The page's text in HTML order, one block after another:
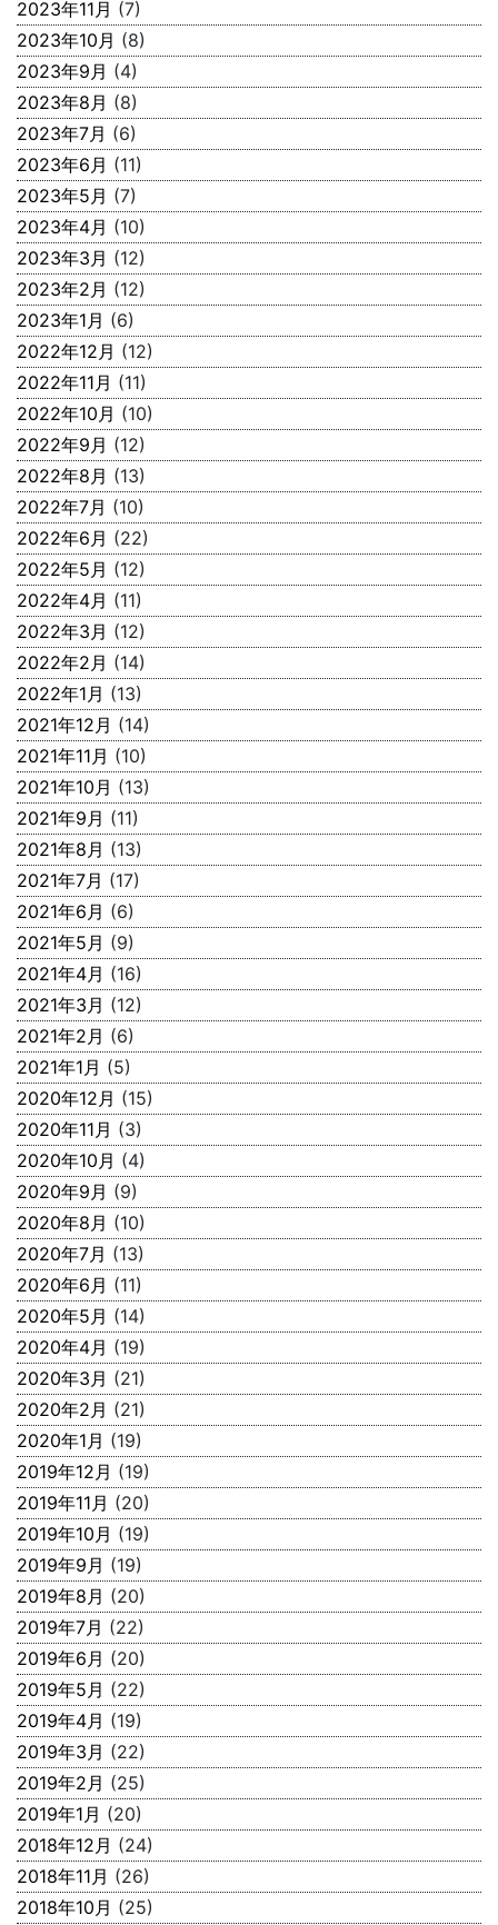
2023年11月 (7)
2023年10月 (8)
2023年9月 (4)
2023年8月 (8)
2023年7月 (6)
2023年6月 (11)
2023年5月 (7)
2023年4月 (10)
2023年3月 (12)
2023年2月 (12)
2023年1月 (6)
2022年12月 (12)
2022年11月 (11)
2022年10月 (10)
2022年9月 (12)
2022年8月 (13)
2022年7月 (10)
2022年6月 (22)
2022年5月 (12)
2022年4月 (11)
2022年3月 (12)
2022年2月 (14)
2022年1月 (13)
2021年12月 (14)
2021年11月 (10)
2021年10月 (13)
2021年9月 (11)
2021年8月 (13)
2021年7月 (17)
2021年6月 (6)
2021年5月 (9)
2021年4月 (16)
2021年3月 (12)
2021年2月 (6)
2021年1月 (5)
2020年12月 (15)
2020年11月 (3)
2020年10月 (4)
2020年9月 (9)
2020年8月 (10)
2020年7月 (13)
2020年6月 (11)
2020年5月 (14)
2020年4月 (19)
2020年3月 (21)
2020年2月 (21)
2020年1月 (19)
2019年12月 (19)
2019年11月 (20)
2019年10月 (19)
2019年9月 (19)
2019年8月 (20)
2019年7月 (22)
2019年6月 (20)
2019年5月 (22)
2019年4月 (19)
2019年3月 (22)
2019年2月 (25)
2019年1月 (20)
2018年12月 (24)
2018年11月 (26)
2018年10月 (25)